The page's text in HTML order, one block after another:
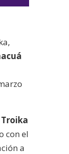
Troika
con el
a